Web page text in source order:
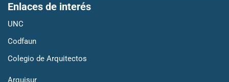
Enlaces de interés
UNC
Codfaun
Colegio de Arquitectos
Arquisur